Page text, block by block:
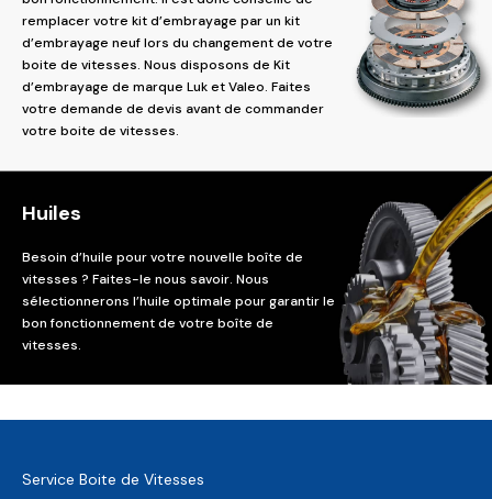
remplacer votre kit d’embrayage par un kit
d’embrayage neuf lors du changement de votre
boite de vitesses. Nous disposons de Kit
d’embrayage de marque Luk et Valeo. Faites
votre demande de devis avant de commander
votre boite de vitesses.
Huiles
Besoin d’huile pour votre nouvelle boîte de
vitesses ? Faites-le nous savoir. Nous
sélectionnerons l’huile optimale pour garantir le
bon fonctionnement de votre boîte de
vitesses.
Service Boite de Vitesses